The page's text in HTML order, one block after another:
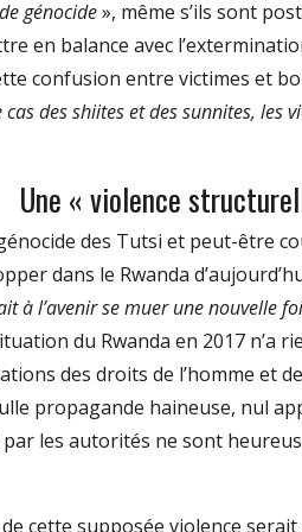
génocide», même s’ils sont
en balance avec
confusion entre victimes et
des shiites et des sunnites, les
Une « violence
des Tutsi et peut-être
dans le Rwanda
à l’avenir se muer une nouvelle
du Rwanda en 2017 n’a
des droits de l’homme et
propagande haineuse, nul
les autorités ne sont
cette supposée violence serait